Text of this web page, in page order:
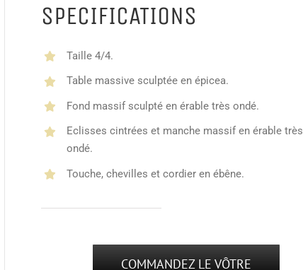
SPECIFICATIONS
Taille 4/4.
Table massive sculptée en épicea.
Fond massif sculpté en érable très ondé.
Eclisses cintrées et manche massif en érable très
ondé.
Touche, chevilles et cordier en ébêne.
COMMANDEZ LE VÔTRE